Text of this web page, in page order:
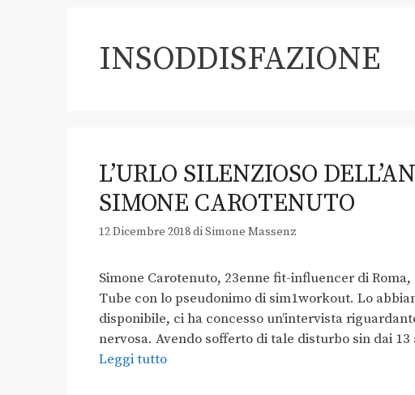
INSODDISFAZIONE
L’URLO SILENZIOSO
SIMONE CAROTENUTO
12 Dicembre 2018diSimone Massenz
Simone Carotenuto, 23enne fit-influencer di
Tube con lo pseudonimo di sim1workout. Lo
disponibile, ci ha concesso un’intervista
nervosa. Avendo sofferto di tale disturbo sin dai
Leggi tutto